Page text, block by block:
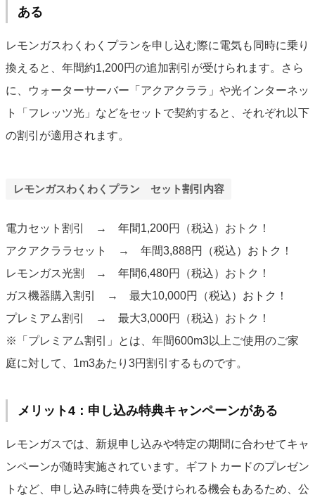
ある
レモンガスわくわくプランを申し込む際に電気も同時に乗り
換えると、年間約1,200円の追加割引が受けられます。さら
に、ウォーターサーバー「アクアクララ」や光インターネッ
ト「フレッツ光」などをセットで契約すると、それぞれ以下
の割引が適用されます。
レモンガスわくわくプラン セット割引内容
電力セット割引 → 年間1,200円（税込）おトク！
アクアクララセット → 年間3,888円（税込）おトク！
レモンガス光割 → 年間6,480円（税込）おトク！
ガス機器購入割引 → 最大10,000円（税込）おトク！
プレミアム割引 → 最大3,000円（税込）おトク！
※「プレミアム割引」とは、年間600m3以上ご使用のご家
庭に対して、1m3あたり3円割引するものです。
メリット4：申し込み特典キャンペーンがある
レモンガスでは、新規申し込みや特定の期間に合わせてキャ
ンペーンが随時実施されています。ギフトカードのプレゼン
トなど、申し込み時に特典を受けられる機会もあるため、公